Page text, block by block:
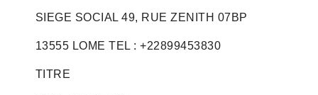
SIEGE SOCIAL 49, RUE ZENITH 07BP
13555 LOME TEL : +22899453830
TITRE